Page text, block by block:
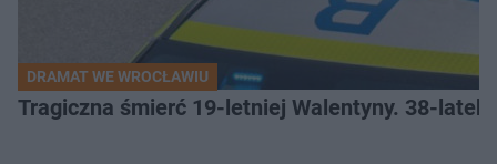
DRAMAT WE WROCŁAWIU
Tragiczna śmierć 19-letniej Walentyny. 38-